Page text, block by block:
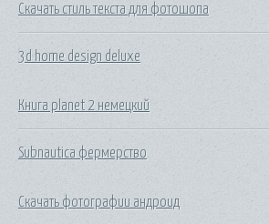
Скачать стиль текста для фотошопа
3d home design deluxe
Книга planet 2 немецкий
Subnautica фермерство
Скачать фотографии андроид